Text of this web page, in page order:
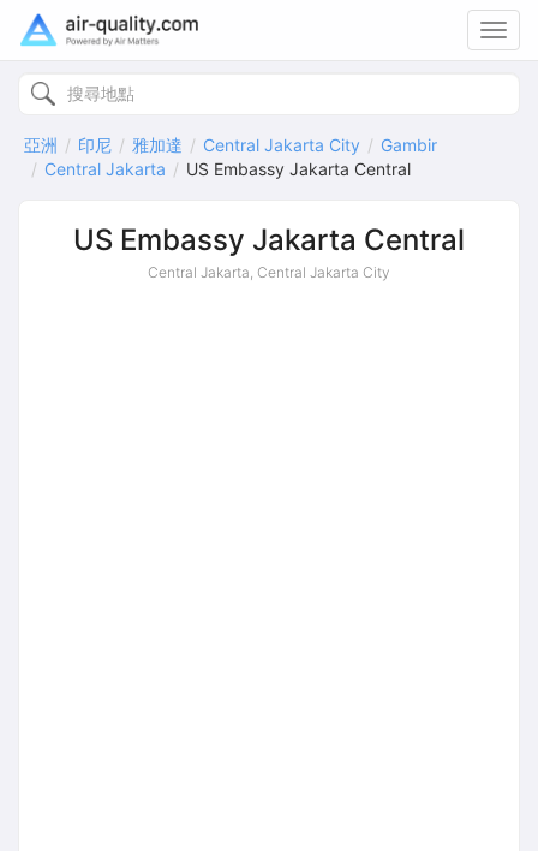
亞洲 印尼 雅加達 Central Jakarta City
Gambir
Central Jakarta
US Embassy Jakarta Central
US Embassy Jakarta Central
Central Jakarta, Central Jakarta City